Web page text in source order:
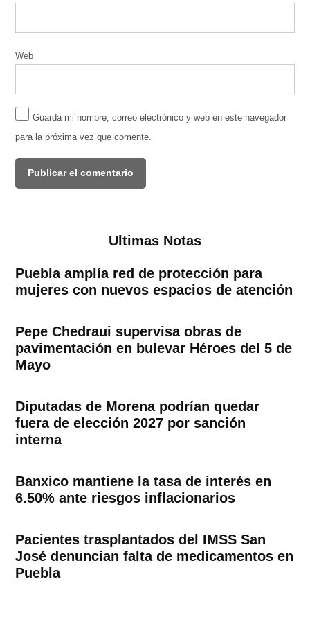
Web
Guarda mi nombre, correo electrónico y web en este navegador
para la próxima vez que comente.
Ultimas Notas
Puebla amplía red de protección para
mujeres con nuevos espacios de atención
Pepe Chedraui supervisa obras de
pavimentación en bulevar Héroes del 5 de
Mayo
Diputadas de Morena podrían quedar
fuera de elección 2027 por sanción
interna
Banxico mantiene la tasa de interés en
6.50% ante riesgos inflacionarios
Pacientes trasplantados del IMSS San
José denuncian falta de medicamentos en
Puebla